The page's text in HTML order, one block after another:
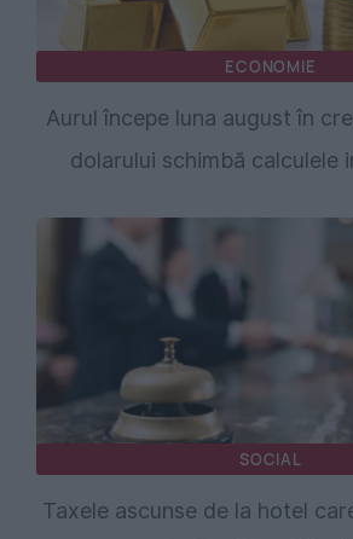
ECONOMIE
Aurul începe luna august în
dolarului schimbă calculele
SOCIAL
Taxele ascunse de la hotel